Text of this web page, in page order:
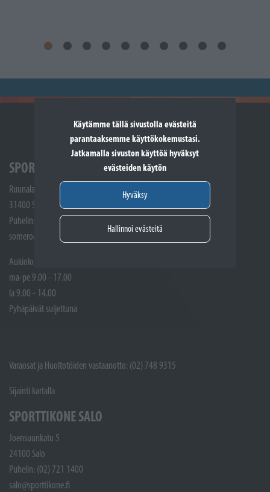
Käytämme tällä sivustolla evästeitä
parantaaksemme käyttökokemustasi.
Jatkamalla sivuston käyttöä hyväksyt
evästeiden käytön
Hyväksy
Hallinnoi evästeitä
SPORTTIKONE SOMERO
Ruunalantie 5
31400 Somero
Puhelin: (02) 748 9300
somero@sporttikone.fi
Aukioloajat
ma-pe 9.00 - 17.00
la 9.00 - 14.00
Pyhäpäivät suljettuna
Varaosat ja Huoltotöiden vastaanotto: (02) 748 9315
Sijainti kartalla
SPORTTIKONE SALO
Joensuunkatu 5
24100 Salo
Puhelin: (02) 721 1400
salo@sporttikone.fi